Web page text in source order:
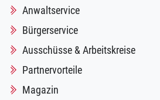
Anwaltservice
Bürgerservice
Ausschüsse & Arbeitskreise
Partnervorteile
Magazin